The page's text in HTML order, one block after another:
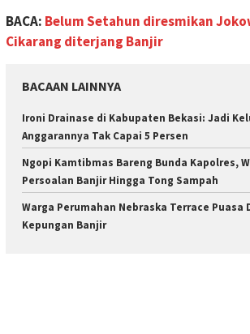
BACA: Belum Setahun diresmikan
Cikarang diterjang Banjir
BACAAN LAINNYA
Ironi Drainase di Kabupaten Bekasi: Jadi
Anggarannya Tak Capai 5 Persen
Ngopi Kamtibmas Bareng Bunda Kapolres,
Persoalan Banjir Hingga Tong Sampah
Warga Perumahan Nebraska Terrace Puasa
Kepungan Banjir